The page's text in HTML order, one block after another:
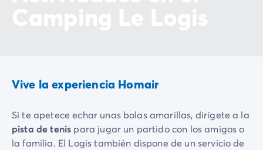
Vive la experiencia Homair
Si te apetece echar unas bolas amarillas, dirígete a la
pista de tenis para jugar un partido con los amigos o
la familia. El Logis también dispone de un servicio de